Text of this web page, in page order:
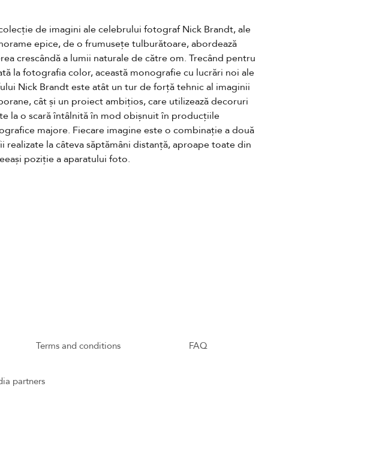
de imagini ale celebrului fotograf Nick Brandt, ale
epice, de o frumusețe tulburătoare, abordează
crescândă a lumii naturale de către om. Trecând pentru
la fotografia color, această monografie cu lucrări noi ale
Nick Brandt este atât un tur de forță tehnic al imaginii
cât și un proiect ambițios, care utilizează decoruri
la o scară întâlnită în mod obișnuit în producțiile
majore. Fiecare imagine este o combinație a două
realizate la câteva săptămâni distanță, aproape toate din
poziție a aparatului foto.
Terms and conditions
partners
FAQ